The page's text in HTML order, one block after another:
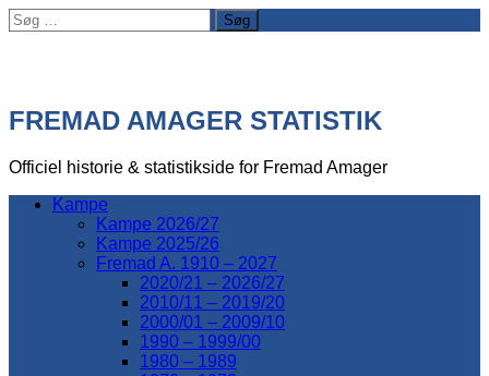
Søg
efter:
FREMAD AMAGER STATISTIK
Officiel historie & statistikside for Fremad Amager
Kampe
Kampe 2026/27
Kampe 2025/26
Fremad A. 1910 – 2027
2020/21 – 2026/27
2010/11 – 2019/20
2000/01 – 2009/10
1990 – 1999/00
1980 – 1989